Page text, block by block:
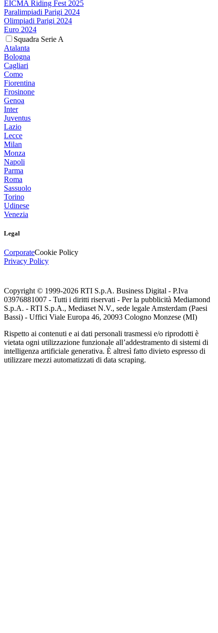
EICMA Riding Fest 2025
Paralimpiadi Parigi 2024
Olimpiadi Parigi 2024
Euro 2024
Squadra Serie A
Atalanta
Bologna
Cagliari
Como
Fiorentina
Frosinone
Genoa
Inter
Juventus
Lazio
Lecce
Milan
Monza
Napoli
Parma
Roma
Sassuolo
Torino
Udinese
Venezia
Legal
CorporateCookie Policy
Privacy Policy
Copyright © 1999-2026 RTI S.p.A. Business Digital - P.Iva
03976881007 - Tutti i diritti riservati - Per la pubblicità Mediamond
S.p.A. - RTI S.p.A., Mediaset N.V., sede legale Amsterdam (Paesi
Bassi) - Uffici Viale Europa 46, 20093 Cologno Monzese (MI)
Rispetto ai contenuti e ai dati personali trasmessi e/o riprodotti è
vietata ogni utilizzazione funzionale all’addestramento di sistemi di
intelligenza artificiale generativa. È altresì fatto divieto espresso di
utilizzare mezzi automatizzati di data scraping.